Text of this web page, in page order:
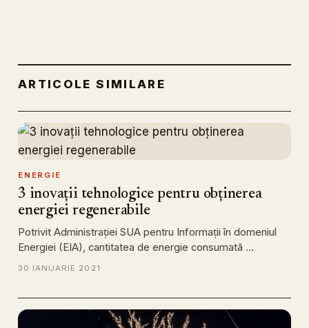
ARTICOLE SIMILARE
ENERGIE
3 inovații tehnologice pentru obținerea
energiei regenerabile
Potrivit Administrației SUA pentru Informații în domeniul
Energiei (EIA), cantitatea de energie consumată …
30 IANUARIE 2021